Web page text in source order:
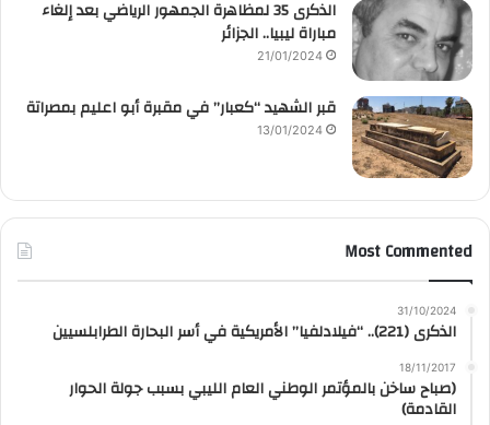
الذكرى 35 لمظاهرة الجمهور الرياضي بعد إلغاء
مباراة ليبيا.. الجزائر
21/01/2024
قبر الشهيد “كعبار” في مقبرة أبو اعليم بمصراتة
13/01/2024
Most Commented
31/10/2024
الذكرى (221).. “فيلادلفيا” الأمريكية في أسر البحارة الطرابلسيين
18/11/2017
(صباح ساخن بالمؤتمر الوطني العام الليبي بسبب جولة الحوار
القادمة)